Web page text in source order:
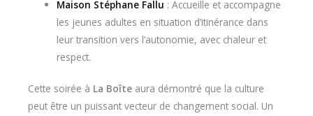
Maison Stéphane Fallu : Accueille et accompagne
les jeunes adultes en situation d’itinérance dans
leur transition vers l’autonomie, avec chaleur et
respect.
Cette soirée à La Boîte aura démontré que la culture
peut être un puissant vecteur de changement social. Un